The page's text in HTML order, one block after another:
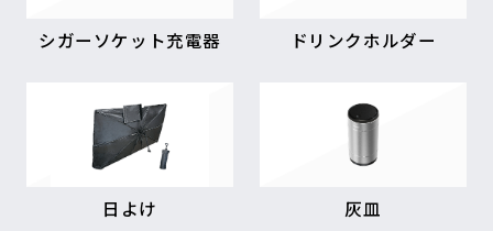
シガーソケット充電器 ドリンクホルダー
日よけ 灰皿